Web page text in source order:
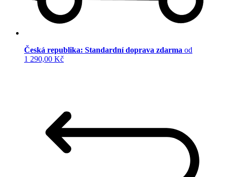
Česká republika: Standardní doprava zdarma od
1 290,00 Kč